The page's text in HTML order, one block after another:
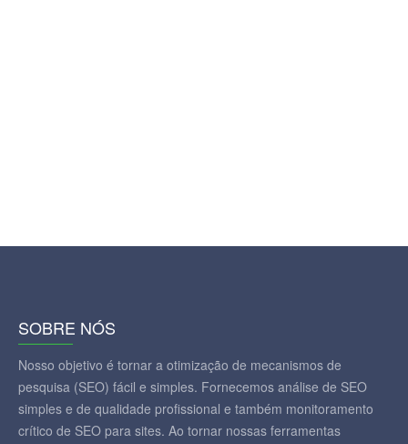
SOBRE NÓS
Nosso objetivo é tornar a otimização de mecanismos de
pesquisa (SEO) fácil e simples. Fornecemos análise de SEO
simples e de qualidade profissional e também monitoramento
crítico de SEO para sites. Ao tornar nossas ferramentas